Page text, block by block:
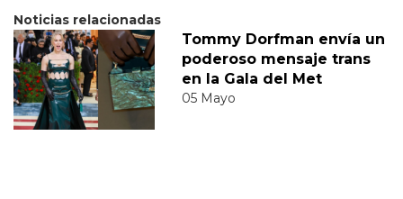
Noticias relacionadas
Tommy Dorfman envía un
poderoso mensaje trans
en la Gala del Met
05 Mayo